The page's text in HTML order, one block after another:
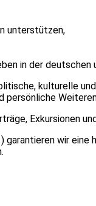
unterstützen,
in der
kulturelle
persönliche
Exkursionen
wir